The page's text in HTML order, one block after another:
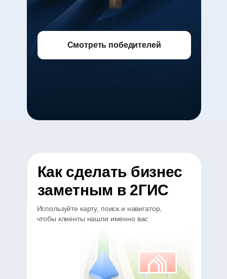
Смотреть победителей
Как сделать бизнес
заметным в 2ГИС
Используйте карту, поиск и навигатор,
чтобы клиенты нашли именно вас